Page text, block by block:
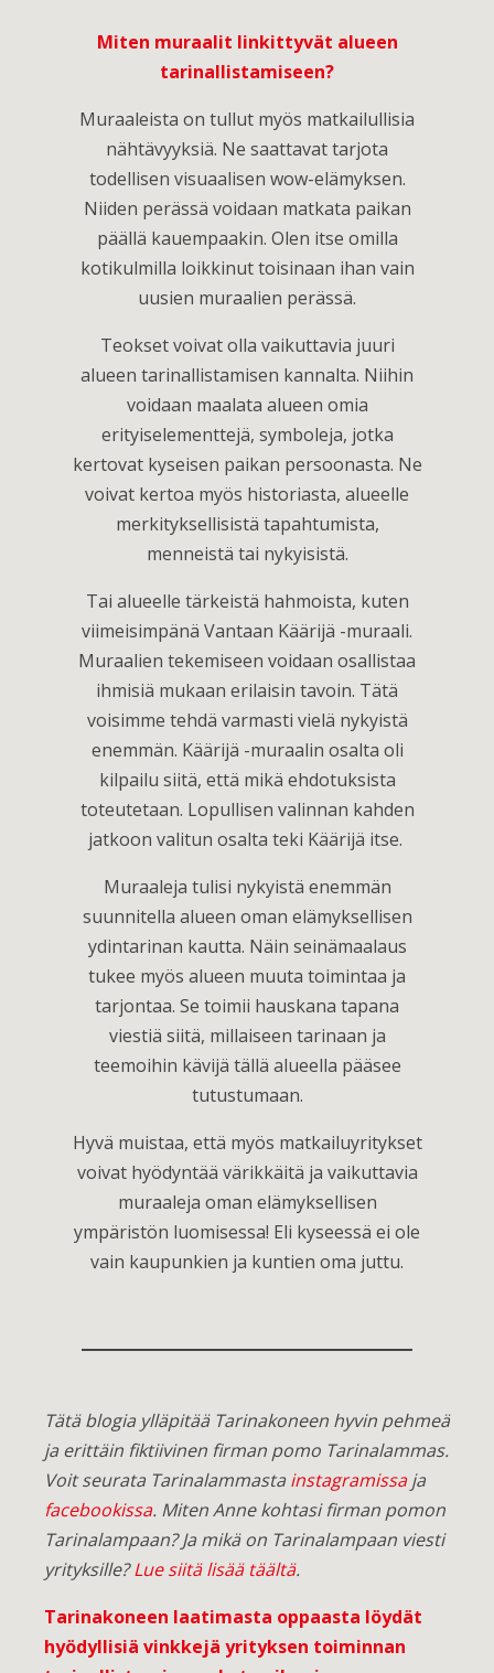
Miten muraalit linkittyvät alueen
tarinallistamiseen?
Muraaleista on tullut myös matkailullisia
nähtävyyksiä. Ne saattavat tarjota
todellisen visuaalisen wow-elämyksen.
Niiden perässä voidaan matkata paikan
päällä kauempaakin. Olen itse omilla
kotikulmilla loikkinut toisinaan ihan vain
uusien muraalien perässä.
Teokset voivat olla vaikuttavia juuri
alueen tarinallistamisen kannalta. Niihin
voidaan maalata alueen omia
erityiselementtejä, symboleja, jotka
kertovat kyseisen paikan persoonasta. Ne
voivat kertoa myös historiasta, alueelle
merkityksellisistä tapahtumista,
menneistä tai nykyisistä.
Tai alueelle tärkeistä hahmoista, kuten
viimeisimpänä Vantaan Käärijä -muraali.
Muraalien tekemiseen voidaan osallistaa
ihmisiä mukaan erilaisin tavoin. Tätä
voisimme tehdä varmasti vielä nykyistä
enemmän. Käärijä -muraalin osalta oli
kilpailu siitä, että mikä ehdotuksista
toteutetaan. Lopullisen valinnan kahden
jatkoon valitun osalta teki Käärijä itse.
Muraaleja tulisi nykyistä enemmän
suunnitella alueen oman elämyksellisen
ydintarinan kautta. Näin seinämaalaus
tukee myös alueen muuta toimintaa ja
tarjontaa. Se toimii hauskana tapana
viestiä siitä, millaiseen tarinaan ja
teemoihin kävijä tällä alueella pääsee
tutustumaan.
Hyvä muistaa, että myös matkailuyritykset
voivat hyödyntää värikkäitä ja vaikuttavia
muraaleja oman elämyksellisen
ympäristön luomisessa! Eli kyseessä ei ole
vain kaupunkien ja kuntien oma juttu.
Tätä blogia ylläpitää Tarinakoneen hyvin pehmeä
ja erittäin fiktiivinen firman pomo Tarinalammas.
Voit seurata Tarinalammasta instagramissaja
facebookissa. Miten Anne kohtasi firman pomon
Tarinalampaan? Ja mikä on Tarinalampaan viesti
yrityksille?Lue siitä lisää täältä.
Tarinakoneen laatimasta oppaasta löydät
hyödyllisiä vinkkejä yrityksen toiminnan